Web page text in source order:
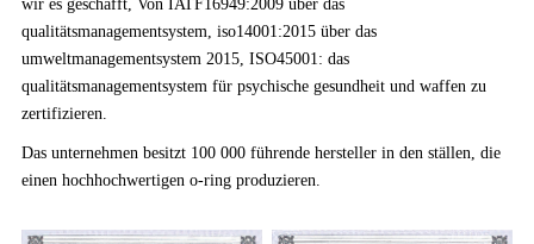
qualitätsmanagementsystem, iso14001:2015 über das
umweltmanagementsystem 2015, ISO45001: das
qualitätsmanagementsystem für psychische gesundheit und waffen zu
zertifizieren.
Das unternehmen besitzt 100 000 führende hersteller in den ställen, die
einen hochhochwertigen o-ring produzieren.